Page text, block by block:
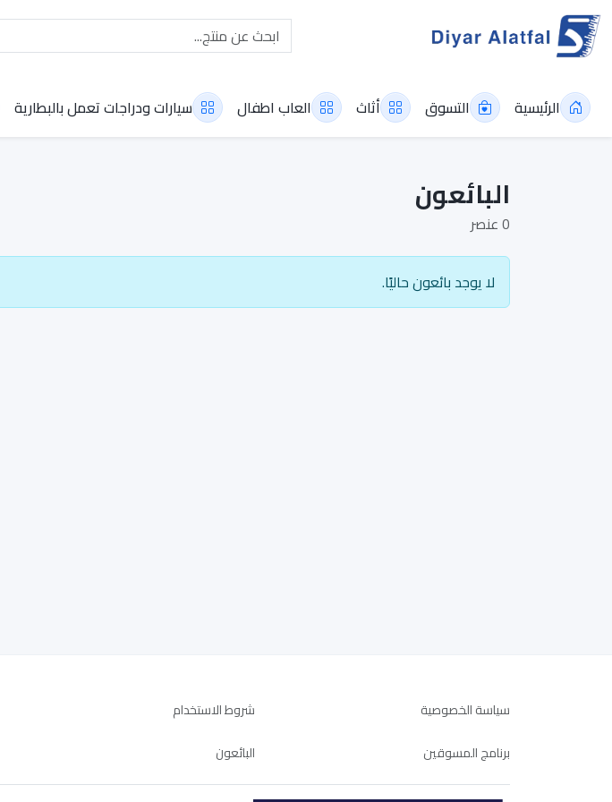
الرئيسية التسوق أثاث العاب اطفال سيارات ودراجات تعمل بالبطارية
البائعون
0 عنصر
لا يوجد بائعون حاليًا.
سياسة الخصوصية شروط الاستخدام
برنامج المسوقين
البائعون